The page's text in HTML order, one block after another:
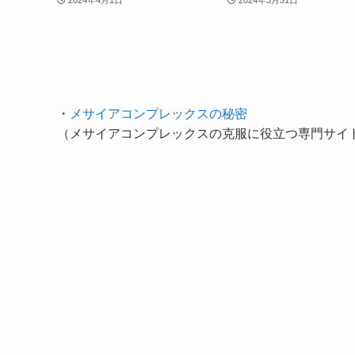
・ メサイアコンプレックスの秘密
（メサイアコンプレックスの克服に役立つ専門サイ